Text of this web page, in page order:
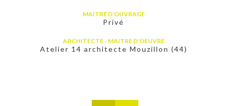
MAITRE D'OUVRAGE
Privé
ARCHITECTE - MAITRE D'OEUVRE
Atelier 14 architecte Mouzillon (44)